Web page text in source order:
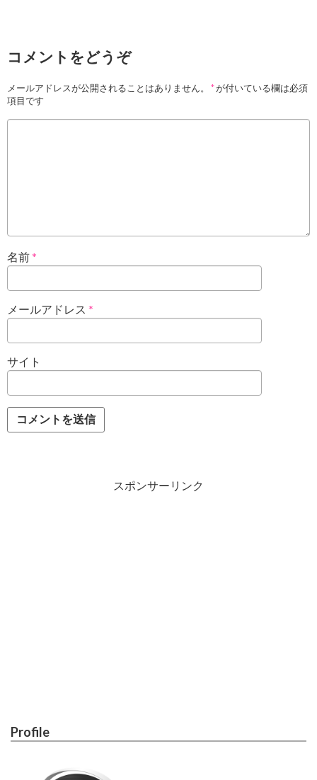
コメントをどうぞ
メールアドレスが公開されることはありません。 *が付いている欄は必須
項目です
名前*
メールアドレス *
サイト
スポンサーリンク
Profile